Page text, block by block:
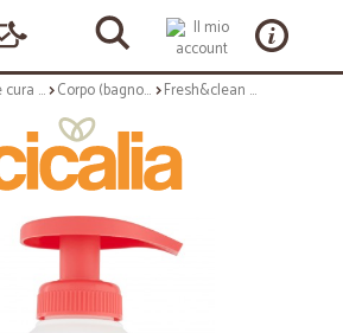
Igiene e cura personale Corpo (bagnoschiuma, crema corpo) Fresh&clean sapone liquido alla fragola - ml.300